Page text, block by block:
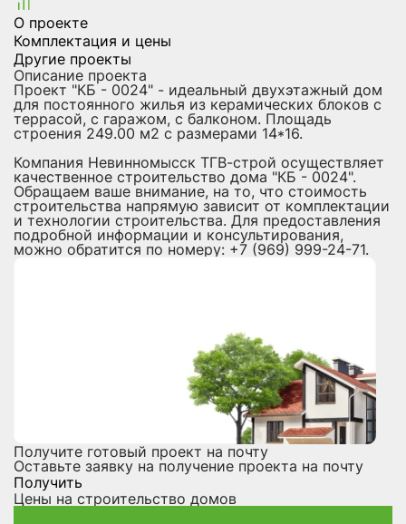
О проекте
Комплектация и цены
Другие проекты
Описание проекта
Проект "КБ - 0024" - идеальный двухэтажный дом
для постоянного жилья из керамических блоков с
террасой, с гаражом, с балконом. Площадь
строения 249.00 м2 с размерами 14*16.
Компания Невинномысск ТГВ-строй осуществляет
качественное строительство дома "КБ - 0024".
Обращаем ваше внимание, на то, что стоимость
строительства напрямую зависит от комплектации
и технологии строительства. Для предоставления
подробной информации и консультирования,
можно обратится по номеру: +7 (969) 999-24-71.
Получите готовый проект на почту
Оставьте заявку на получение проекта на почту
Получить
Цены на строительство домов